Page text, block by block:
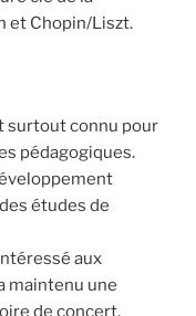
et Chopin/Liszt.
surtout connu pour
pédagogiques.
études de
aux
maintenu une
de concert.